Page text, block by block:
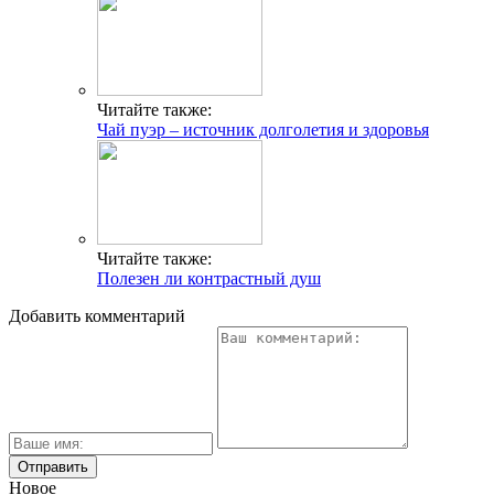
Читайте также:
Чай пуэр – источник долголетия и здоровья
Читайте также:
Полезен ли контрастный душ
Добавить комментарий
Новое